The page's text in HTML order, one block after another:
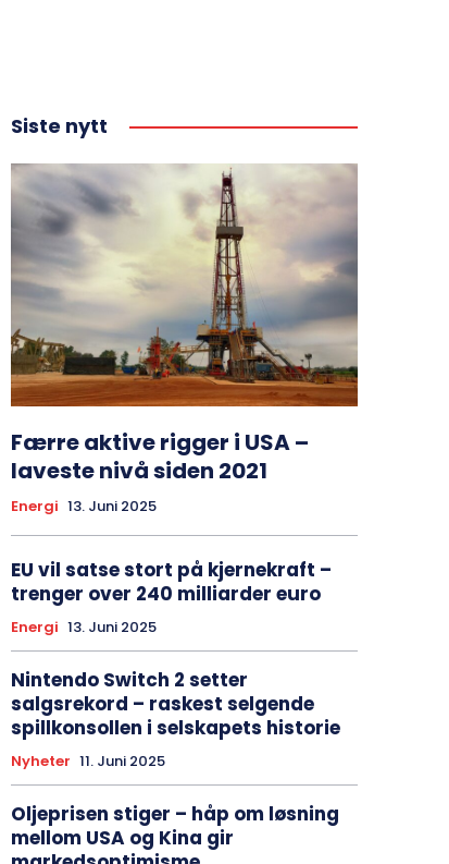
Siste nytt
Færre aktive rigger i USA –
laveste nivå siden 2021
Energi 13. Juni 2025
EU vil satse stort på kjernekraft –
trenger over 240 milliarder euro
Energi 13. Juni 2025
Nintendo Switch 2 setter
salgsrekord – raskest selgende
spillkonsollen i selskapets historie
Nyheter 11. Juni 2025
Oljeprisen stiger – håp om løsning
mellom USA og Kina gir